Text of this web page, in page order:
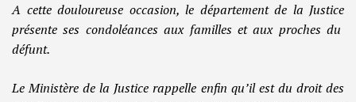
A cette douloureuse occasion, le département de la Justice
présente ses condoléances aux familles et aux proches du
défunt.
Le Ministère de la Justice rappelle enfin qu’il est du droit des